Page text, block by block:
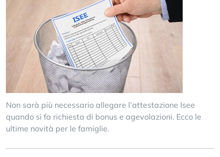
Non sarà più necessario allegare l’attestazione Isee
quando si fa richiesta di bonus e agevolazioni. Ecco le
ultime novità per le famiglie.